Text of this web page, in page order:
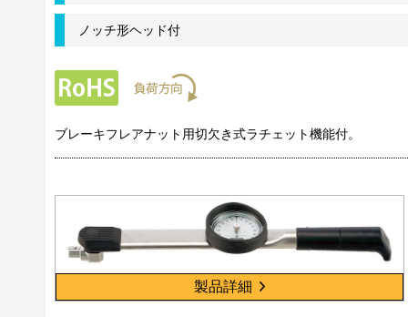
ノッチ形ヘッド付
ブレーキフレアナット用切欠き式ラチェット機能付。
製品詳細